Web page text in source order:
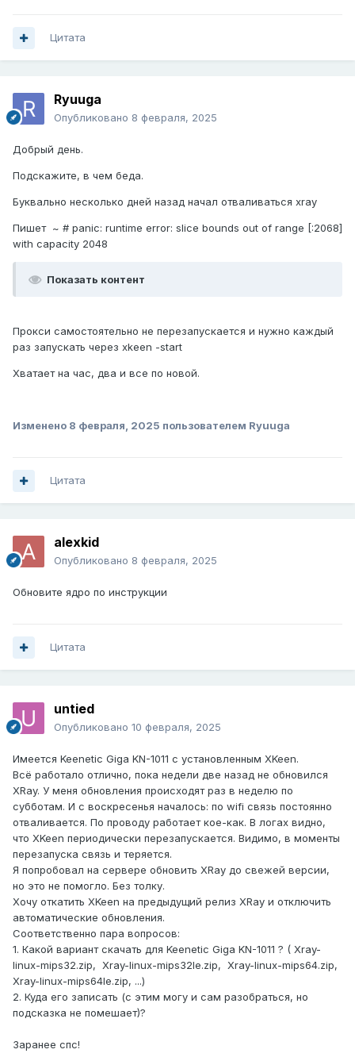
Цитата
Ryuuga
Опубликовано 8 февраля, 2025
Добрый день.
Подскажите, в чем беда.
Буквально несколько дней назад начал отваливаться xray
Пишет ~ # panic: runtime error: slice bounds out of range [:2068]
with capacity 2048
Показать контент
Прокси самостоятельно не перезапускается и нужно каждый
раз запускать через xkeen -start
Хватает на час, два и все по новой.
Изменено 8 февраля, 2025 пользователем Ryuuga
Цитата
alexkid
Опубликовано 8 февраля, 2025
Обновите ядро по инструкции
Цитата
untied
Опубликовано 10 февраля, 2025
Имеется Keenetic Giga KN-1011 с установленным XKeen.
Всё работало отлично, пока недели две назад не обновился
XRay. У меня обновления происходят раз в неделю по
субботам. И с воскресенья началось: по wifi связь постоянно
отваливается. По проводу работает кое-как. В логах видно,
что XKeen периодически перезапускается. Видимо, в моменты
перезапуска связь и теряется.
Я попробовал на сервере обновить XRay до свежей версии,
но это не помогло. Без толку.
Хочу откатить XKeen на предыдущий релиз XRay и отключить
автоматические обновления.
Соответственно пара вопросов:
1. Какой вариант скачать для Keenetic Giga KN-1011 ? ( Xray-
linux-mips32.zip, Xray-linux-mips32le.zip, Xray-linux-mips64.zip,
Xray-linux-mips64le.zip, ...)
2. Куда его записать (с этим могу и сам разобраться, но
подсказка не помешает)?
Заранее спс!